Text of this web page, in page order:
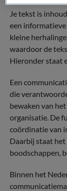
Je tekst is
een
kleine
waardoor de
Hieronder staat
Een
die
bewaken van
organisatie. De
coördinatie van
Daarbij staat
boodschappen,
Binnen het